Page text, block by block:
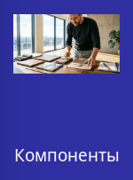
Компоненты